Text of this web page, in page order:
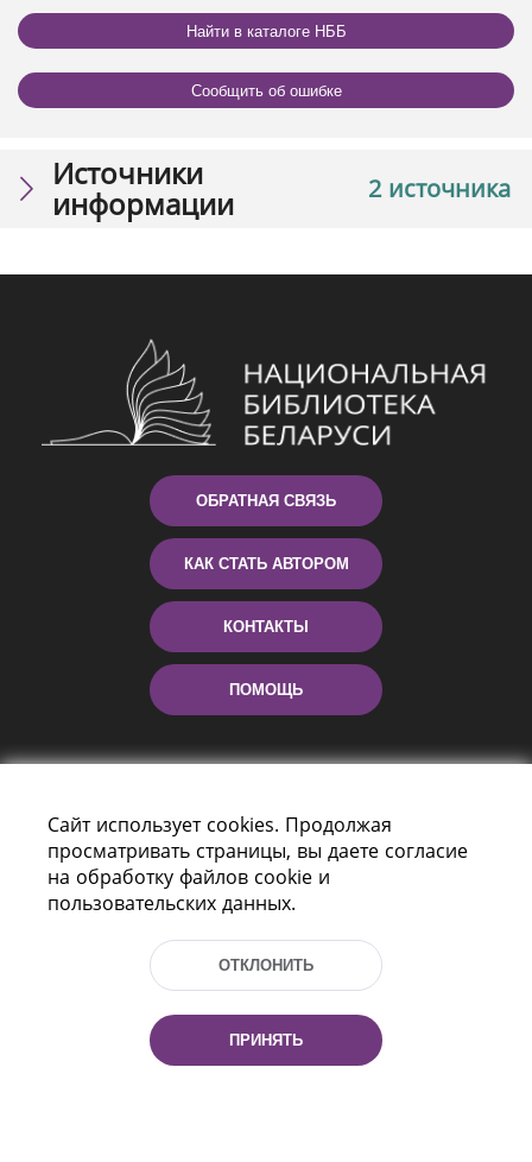
Найти в каталоге НББ
Сообщить об ошибке
2 источника
Источники
информации
ОБРАТНАЯ СВЯЗЬ
КАК СТАТЬ АВТОРОМ
КОНТАКТЫ
ПОМОЩЬ
Пр-т Независимости 116
г. Минск, Республика Беларусь, 220114
Тел.: (+375 17) 368 37 37, Факс: (+375 17)
Эл. почта: inbox@nlb.by
Сайт использует cookies. Продолжая
просматривать страницы, вы даете согласие
на обработку файлов cookie и
пользовательских данных.
ОТКЛОНИТЬ
ПРИНЯТЬ